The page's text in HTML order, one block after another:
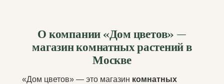
О компании «Дом цветов» —
магазин комнатных растений в
Москве
«Дом цветов» — это магазин комнатных